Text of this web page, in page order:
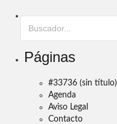
Páginas
#33736 (sin título)
Agenda
Aviso Legal
Contacto